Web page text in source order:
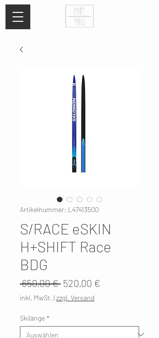
Artikelnummer: L47413500
S/RACE eSKIN
H+SHIFT Race
BDG
650,00 € Standardpreis
520,00 €
inkl. MwSt. |zzgl. Versand
Skilänge *